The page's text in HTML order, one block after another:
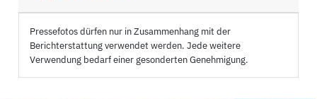
Pressefotos dürfen nur in Zusammenhang mit der
Berichterstattung verwendet werden. Jede weitere
Verwendung bedarf einer gesonderten Genehmigung.